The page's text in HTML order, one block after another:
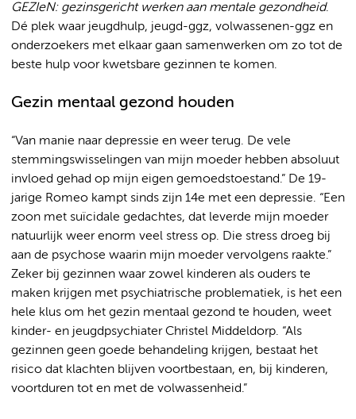
GEZIeN: gezinsgericht werken aan mentale gezondheid.
Dé plek waar jeugdhulp, jeugd-ggz, volwassenen-ggz en
onderzoekers met elkaar gaan samenwerken om zo tot de
beste hulp voor kwetsbare gezinnen te komen.
Gezin mentaal gezond houden
“Van manie naar depressie en weer terug. De vele
stemmingswisselingen van mijn moeder hebben absoluut
invloed gehad op mijn eigen gemoedstoestand.” De 19-
jarige Romeo kampt sinds zijn 14e met een depressie. “Een
zoon met suïcidale gedachtes, dat leverde mijn moeder
natuurlijk weer enorm veel stress op. Die stress droeg bij
aan de psychose waarin mijn moeder vervolgens raakte.”
Zeker bij gezinnen waar zowel kinderen als ouders te
maken krijgen met psychiatrische problematiek, is het een
hele klus om het gezin mentaal gezond te houden, weet
kinder- en jeugdpsychiater Christel Middeldorp. “Als
gezinnen geen goede behandeling krijgen, bestaat het
risico dat klachten blijven voortbestaan, en, bij kinderen,
voortduren tot en met de volwassenheid.”